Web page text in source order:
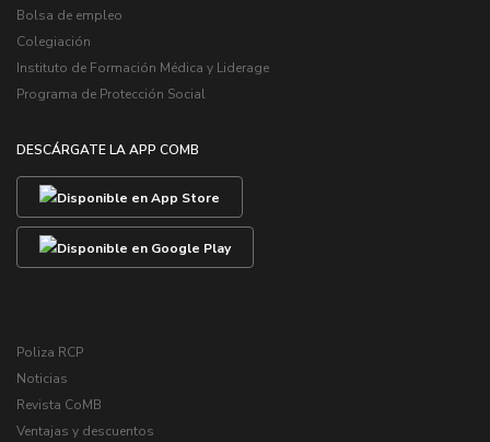
Bolsa de empleo
Colegiación
Instituto de Formación Médica y Liderage
Programa de Protección Social
DESCÁRGATE LA APP COMB
Poliza RCP
Noticias
Revista CoMB
Ventajas y descuentos